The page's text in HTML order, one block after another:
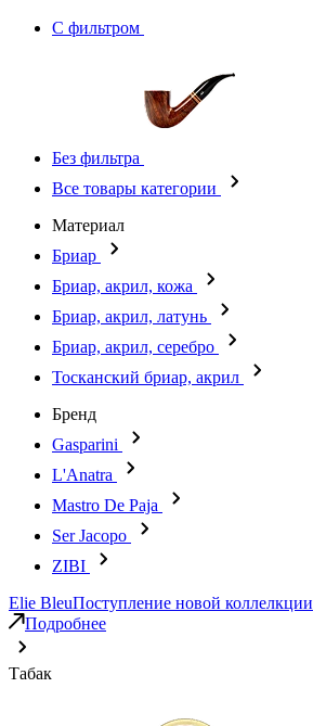
С фильтром
Без фильтра
Все товары категории
Материал
Бриар
Бриар, акрил, кожа
Бриар, акрил, латунь
Бриар, акрил, серебро
Тосканский бриар, акрил
Бренд
Gasparini
L'Anatra
Mastro De Paja
Ser Jacopo
ZIBI
Elie BleuПоступление новой коллелкции
Подробнее
Табак